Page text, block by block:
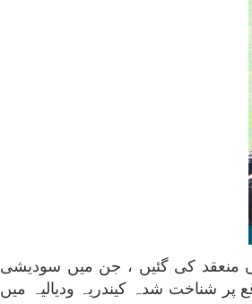
منعقد کی گئیں ، جن میں سودیشی
شناخت شدہ کیندریہ ودیالیہ میں